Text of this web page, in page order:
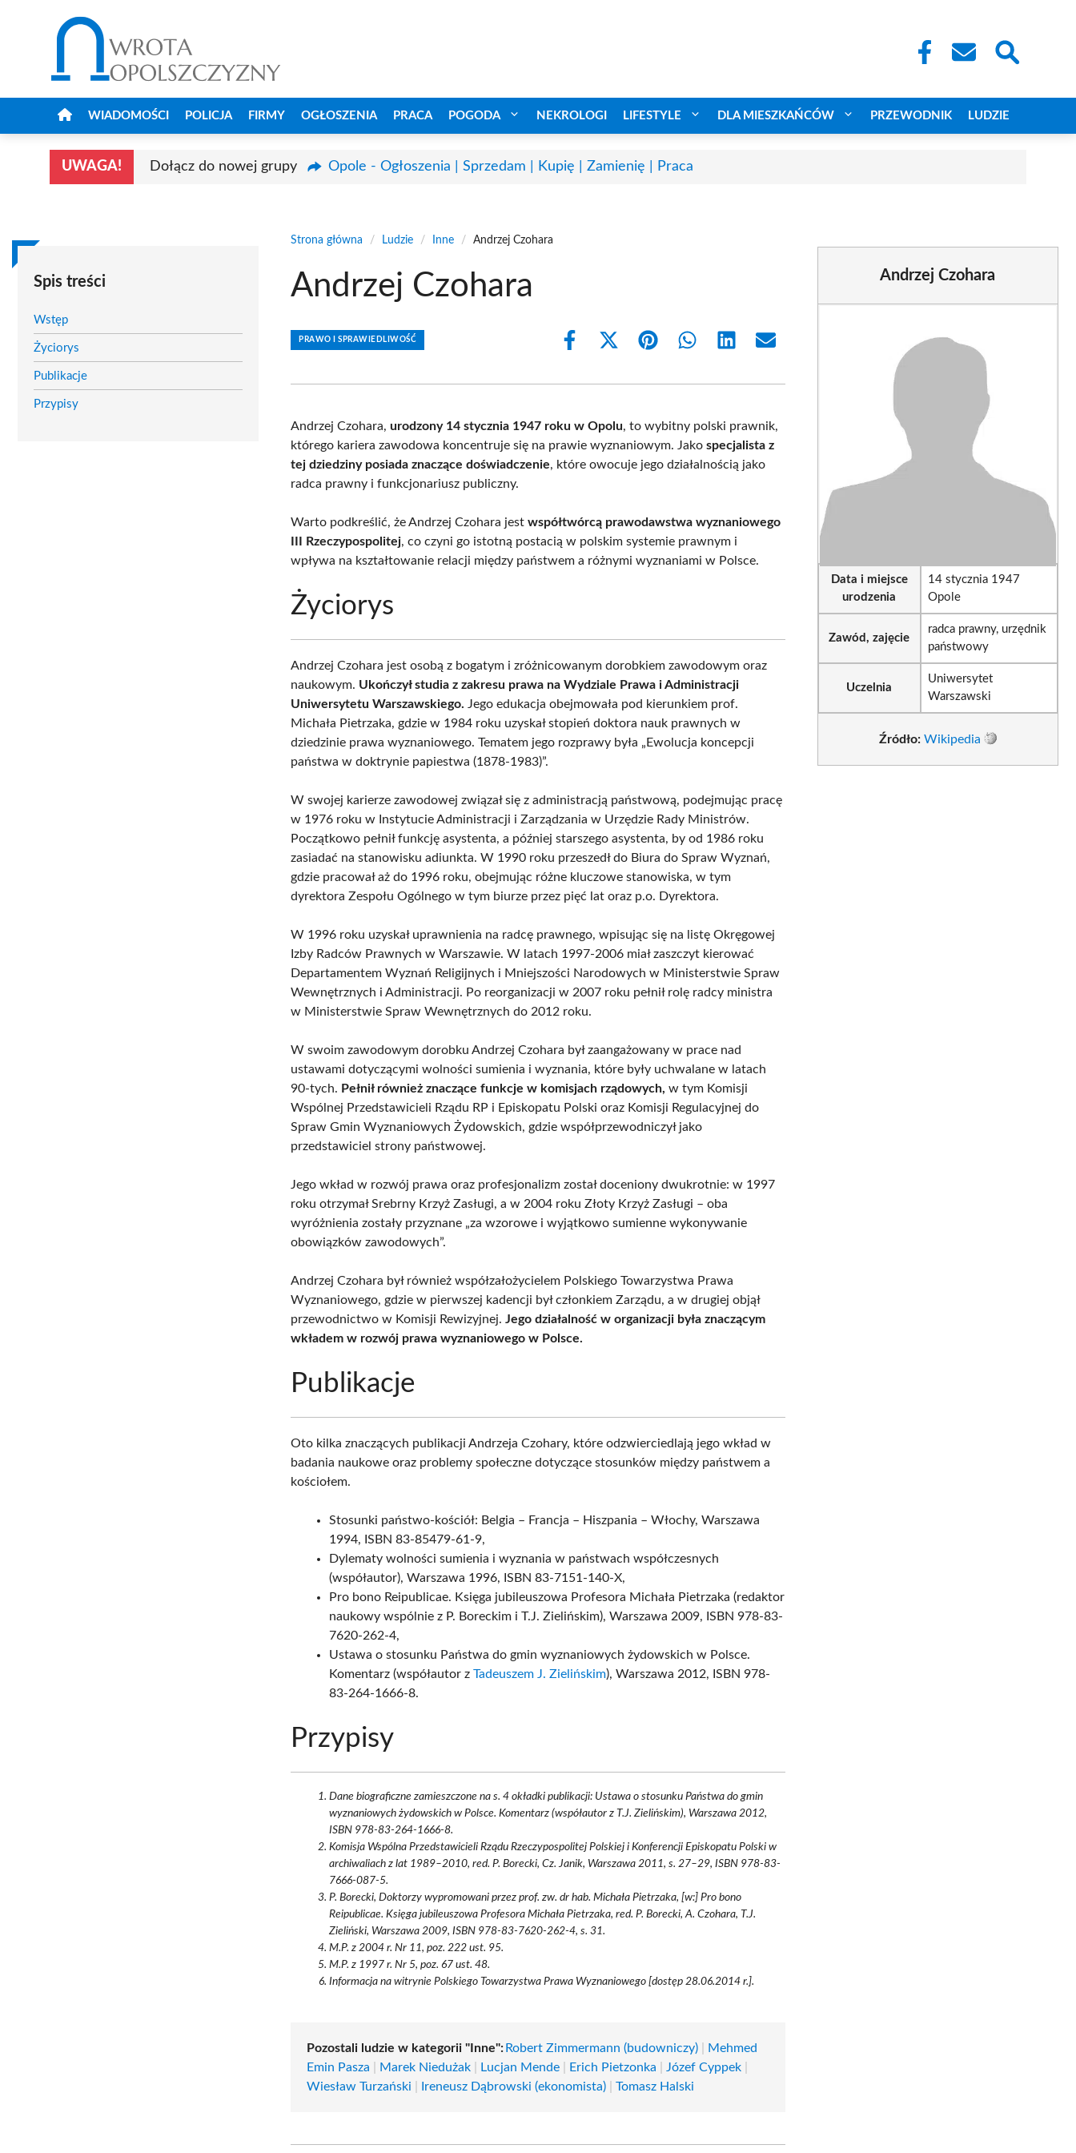
WIADOMOŚCI POLICJA FIRMY OGŁOSZENIA PRACA POGODA NEKROLOGI LIFESTYLE DLA MIESZKAŃCÓW PRZEWODNIK LUDZIE
UWAGA! Dołącz do nowej grupy Opole - Ogłoszenia | Sprzedam | Kupię | Zamienię | Praca
Spis treści
Wstęp
Życiorys
Publikacje
Przypisy
Strona główna / Ludzie / Inne / Andrzej Czohara
Andrzej Czohara
PRAWO I SPRAWIEDLIWOŚĆ
Share
Share
(Twitter)
Share Share Share Share
Andrzej Czohara,urodzony 14 stycznia 1947 roku w Opolu, to wybitny polski prawnik,
którego kariera zawodowa koncentruje się na prawie wyznaniowym. Jakospecjalista z
tej dziedziny posiada znaczące doświadczenie, które owocuje jego działalnością jako
radca prawny i funkcjonariusz publiczny.
Warto podkreślić, że Andrzej Czohara jestwspółtwórcą prawodawstwa wyznaniowego
III Rzeczypospolitej, co czyni go istotną postacią w polskim systemie prawnym i
wpływa na kształtowanie relacji między państwem a różnymi wyznaniami w Polsce.
Życiorys
Andrzej Czohara jest osobą z bogatym i zróżnicowanym dorobkiem zawodowym oraz
naukowym. Ukończył studia z zakresu prawa na Wydziale Prawa i Administracji
Uniwersytetu Warszawskiego. Jego edukacja obejmowała pod kierunkiem prof.
Michała Pietrzaka, gdzie w 1984 roku uzyskał stopień doktora nauk prawnych w
dziedzinie prawa wyznaniowego. Tematem jego rozprawy była „Ewolucja koncepcji
państwa w doktrynie papiestwa (1878-1983)”.
W swojej karierze zawodowej związał się z administracją państwową, podejmując pracę
w 1976 roku w Instytucie Administracji i Zarządzania w Urzędzie Rady Ministrów.
Początkowo pełnił funkcję asystenta, a później starszego asystenta, by od 1986 roku
zasiadać na stanowisku adiunkta. W 1990 roku przeszedł do Biura do Spraw Wyznań,
gdzie pracował aż do 1996 roku, obejmując różne kluczowe stanowiska, w tym
dyrektora Zespołu Ogólnego w tym biurze przez pięć lat oraz p.o. Dyrektora.
W 1996 roku uzyskał uprawnienia na radcę prawnego, wpisując się na listę Okręgowej
Izby Radców Prawnych w Warszawie. W latach 1997-2006 miał zaszczyt kierować
Departamentem Wyznań Religijnych i Mniejszości Narodowych w Ministerstwie Spraw
Wewnętrznych i Administracji. Po reorganizacji w 2007 roku pełnił rolę radcy ministra
w Ministerstwie Spraw Wewnętrznych do 2012 roku.
W swoim zawodowym dorobku Andrzej Czohara był zaangażowany w prace nad
ustawami dotyczącymi wolności sumienia i wyznania, które były uchwalane w latach
90-tych. Pełnił również znaczące funkcje w komisjach rządowych, w tym Komisji
Wspólnej Przedstawicieli Rządu RP i Episkopatu Polski oraz Komisji Regulacyjnej do
Spraw Gmin Wyznaniowych Żydowskich, gdzie współprzewodniczył jako
przedstawiciel strony państwowej.
Jego wkład w rozwój prawa oraz profesjonalizm został doceniony dwukrotnie: w 1997
roku otrzymał Srebrny Krzyż Zasługi, a w 2004 roku Złoty Krzyż Zasługi – oba
wyróżnienia zostały przyznane „za wzorowe i wyjątkowo sumienne wykonywanie
obowiązków zawodowych”.
Andrzej Czohara był również współzałożycielem Polskiego Towarzystwa Prawa
Wyznaniowego, gdzie w pierwszej kadencji był członkiem Zarządu, a w drugiej objął
przewodnictwo w Komisji Rewizyjnej.Jego działalność w organizacji była znaczącym
wkładem w rozwój prawa wyznaniowego w Polsce.
Publikacje
Oto kilka znaczących publikacji Andrzeja Czohary, które odzwierciedlają jego wkład w
badania naukowe oraz problemy społeczne dotyczące stosunków między państwem a
kościołem.
Stosunki państwo-kościół: Belgia – Francja – Hiszpania – Włochy, Warszawa
1994, ISBN 83-85479-61-9,
Dylematy wolności sumienia i wyznania w państwach współczesnych
(współautor), Warszawa 1996, ISBN 83-7151-140-X,
Pro bono Reipublicae. Księga jubileuszowa Profesora Michała Pietrzaka (redaktor
naukowy wspólnie z P. Boreckim i T.J. Zielińskim), Warszawa 2009, ISBN 978-83-
7620-262-4,
Ustawa o stosunku Państwa do gmin wyznaniowych żydowskich w Polsce.
Komentarz (współautor zTadeuszem J. Zielińskim), Warszawa 2012, ISBN 978-
83-264-1666-8.
Przypisy
Dane biograficzne zamieszczone na s. 4 okładki publikacji: Ustawa o stosunku Państwa do gmin
wyznaniowych żydowskich w Polsce. Komentarz (współautor z T.J. Zielińskim), Warszawa 2012,
ISBN 978-83-264-1666-8.
Komisja Wspólna Przedstawicieli Rządu Rzeczypospolitej Polskiej i Konferencji Episkopatu Polski w
archiwaliach z lat 1989–2010, red. P. Borecki, Cz. Janik, Warszawa 2011, s. 27–29, ISBN 978-83-
7666-087-5.
P. Borecki, Doktorzy wypromowani przez prof. zw. dr hab. Michała Pietrzaka, [w:] Pro bono
Reipublicae. Księga jubileuszowa Profesora Michała Pietrzaka, red. P. Borecki, A. Czohara, T.J.
Zieliński, Warszawa 2009, ISBN 978-83-7620-262-4, s. 31.
M.P. z 2004 r. Nr 11, poz. 222 ust. 95.
M.P. z 1997 r. Nr 5, poz. 67 ust. 48.
Informacja na witrynie Polskiego Towarzystwa Prawa Wyznaniowego [dostęp 28.06.2014 r.].
Pozostali ludzie w kategorii "Inne":Robert Zimmermann (budowniczy)
Mehmed
Emin Pasza
Marek Niedużak Lucjan Mende Erich Pietzonka Józef Cyppek
Wiesław Turzański
Ireneusz Dąbrowski (ekonomista) |Tomasz Halski
Andrzej Czohara
Data i miejsce
urodzenia
14 stycznia 1947
Opole
Zawód, zajęcie
radca prawny, urzędnik
państwowy
Uczelnia
Uniwersytet
Warszawski
Źródło: Wikipedia